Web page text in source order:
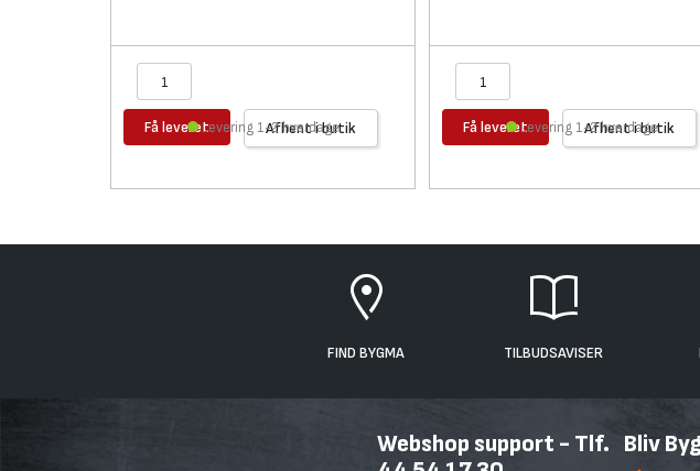
Få leveret Afhent i butik
Levering 1-2 hverdage Få leveret Afhent i butik
Levering 1-2 hverdage
FIND BYGMA TILBUDSAVISER
Webshop support - Tlf. Bliv